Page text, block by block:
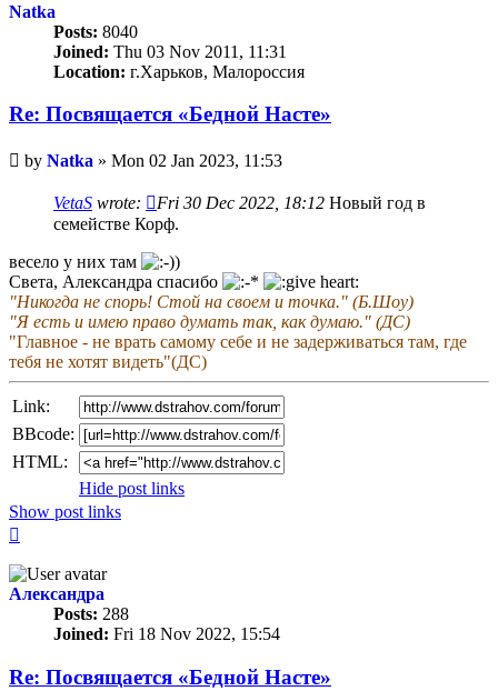
Natka
Posts: 8040
Joined: Thu 03 Nov 2011, 11:31
Location: г.Харьков, Малороссия
Re: Посвящается «Бедной Насте»
Unread
post
by Natka » Mon 02 Jan 2023, 11:53
VetaS wrote: Fri 30 Dec 2022, 18:12 Новый год в
семействе Корф.
весело у них там
Света, Александра спасибо
"Никогда не спорь! Стой на своем и точка." (Б.Шоу)
"Я есть и имею право думать так, как думаю." (ДС)
"Главное - не врать самому себе и не задерживаться там, где
тебя не хотят видеть"(ДС)
Link:
BBcode:
HTML:
Hide post links
Show post links
Александра
Posts: 288
Joined: Fri 18 Nov 2022, 15:54
Re: Посвящается «Бедной Насте»